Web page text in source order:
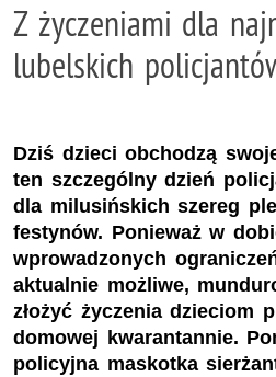
Z życzeniami dla
lubelskich
Dziś dzieci obchodzą
ten szczególny dzień
dla milusińskich szereg
festynów. Ponieważ w
wprowadzonych
aktualnie możliwe,
złożyć życzenia dzieciom
domowej kwarantannie.
policyjna maskotka